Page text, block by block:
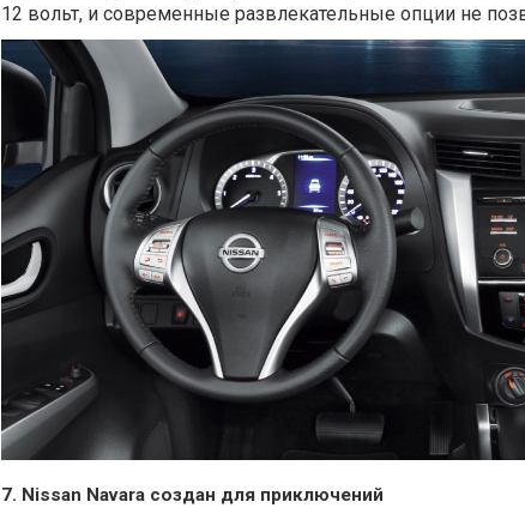
12 вольт, и современные развлекательные опции не
7. Nissan Navara создан для приключений